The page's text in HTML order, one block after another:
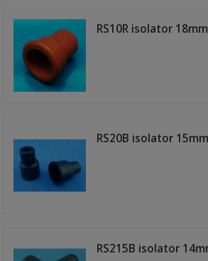
RS10R isolator 18mm
RS20B isolator 15mm
RS215B isolator